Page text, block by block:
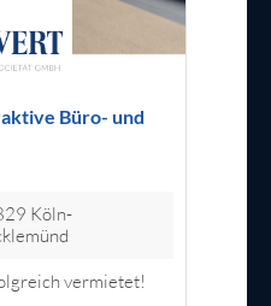
Büro- und
Köln-
vermietet!